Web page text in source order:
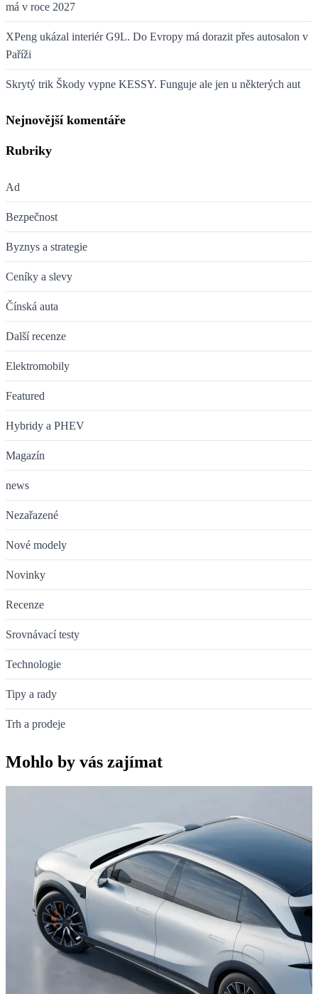
má v roce 2027
XPeng ukázal interiér G9L. Do Evropy má dorazit přes autosalon v
Paříži
Skrytý trik Škody vypne KESSY. Funguje ale jen u některých aut
Nejnovější komentáře
Rubriky
Ad
Bezpečnost
Byznys a strategie
Ceníky a slevy
Čínská auta
Další recenze
Elektromobily
Featured
Hybridy a PHEV
Magazín
news
Nezařazené
Nové modely
Novinky
Recenze
Srovnávací testy
Technologie
Tipy a rady
Trh a prodeje
Mohlo by vás zajímat